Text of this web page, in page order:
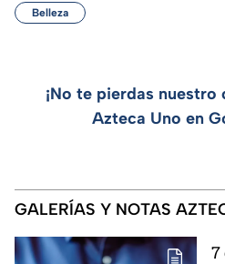
Belleza
¡No te pierdas
Azteca Uno en
GALERÍAS Y NOTAS
7